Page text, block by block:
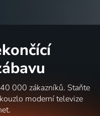
000 zákazníků. Staňte
moderní televize